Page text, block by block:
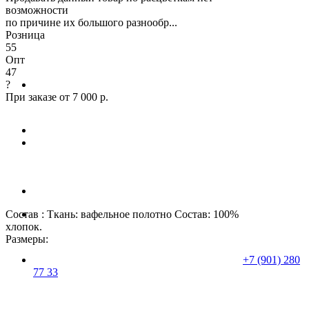
Состав : Ткань: вафельное полотно Состав: 100%
хлопок.
Размеры:
возможности
по причине их большого разнообр...
Розница
55
Опт
47
?
При заказе от 7 000 р.
+7 (901) 280
77 33